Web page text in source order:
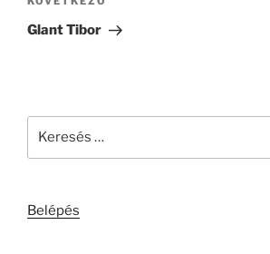
bejegyzés
Glant Tibor
Belépés